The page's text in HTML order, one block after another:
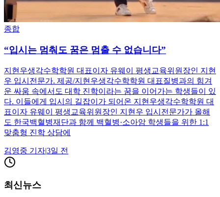
종합
“입시는 멈춰도 꿈은 멈출 수 없습니다”
지현우생각수학학원 대표이자 유웨이 평생교육위원장인 지현
우 입시전문가. 제공/지현우생각수학학원 대표질병과의 힘겨
운 싸움 속에서도 대학 진학이라는 꿈을 이어가는 학생들이 있
다. 이들에게 입시의 길잡이가 되어온 지현우생각수학학원 대
표이자 유웨이 평생교육위원장인 지현우 입시전문가가 올해
도 한국백혈병재단과 함께 백혈병·소아암 학생들을 위한 1:1
맞춤형 진학 상담에
김영중 기자|3일 전
최신뉴스